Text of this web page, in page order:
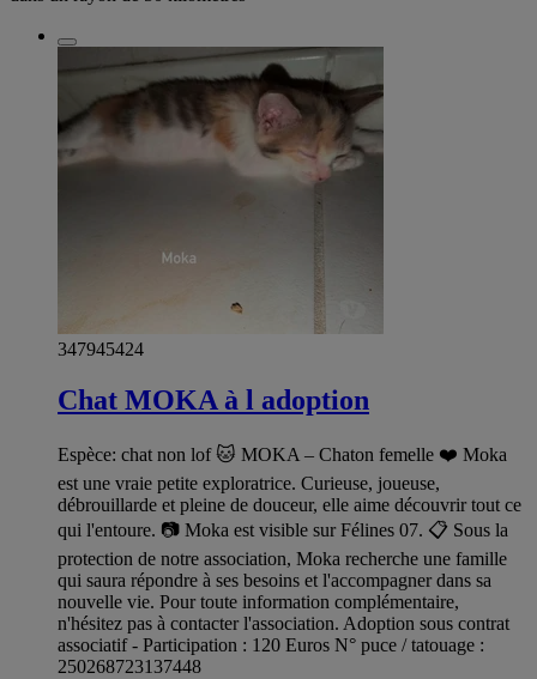
347945424
Chat MOKA à l adoption
Espèce: chat non lof 🐱 MOKA – Chaton femelle ❤️ Moka
est une vraie petite exploratrice. Curieuse, joueuse,
débrouillarde et pleine de douceur, elle aime découvrir tout ce
qui l'entoure. 📷 Moka est visible sur Félines 07. 📋 Sous la
protection de notre association, Moka recherche une famille
qui saura répondre à ses besoins et l'accompagner dans sa
nouvelle vie. Pour toute information complémentaire,
n'hésitez pas à contacter l'association. Adoption sous contrat
associatif - Participation : 120 Euros N° puce / tatouage :
250268723137448